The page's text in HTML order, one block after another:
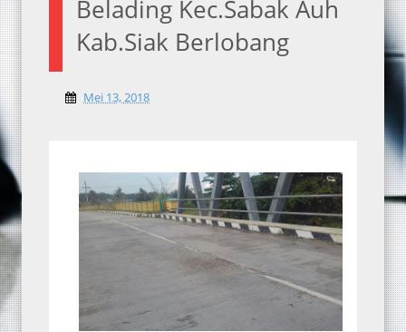
Belading Kec.Sabak Auh
Kab.Siak Berlobang
Mei 13, 2018